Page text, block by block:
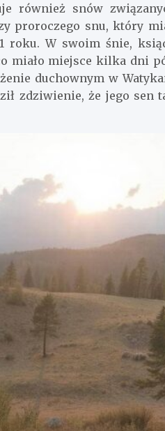
również snów
proroczego snu, który
roku. W swoim śnie,
miało miejsce kilka dni
duchownym w
zdziwienie, że jego sen